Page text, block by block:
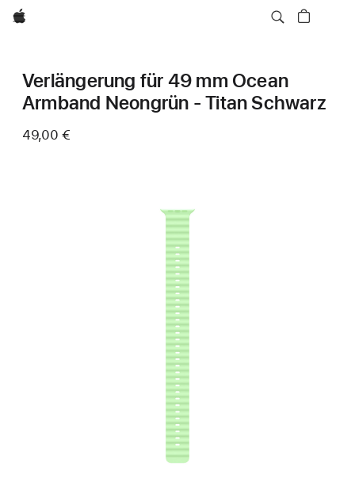
Apple
Verlängerung für 49 mm Ocean
Armband Neongrün - Titan Schwarz
49,00 €